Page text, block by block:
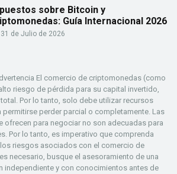
sobre Bitcoin y
Guía Internacional 2026
31 de Julio de 2026
El comercio de criptomonedas (como
riesgo de pérdida para su capital invertido,
Por lo tanto, solo debe utilizar recursos
perder parcial o completamente. Las
ofrecen para negociar no son adecuadas para
Por lo tanto, es imperativo que comprenda
riesgos asociados con el comercio de
necesario, busque el asesoramiento de una
independiente y con conocimientos antes de